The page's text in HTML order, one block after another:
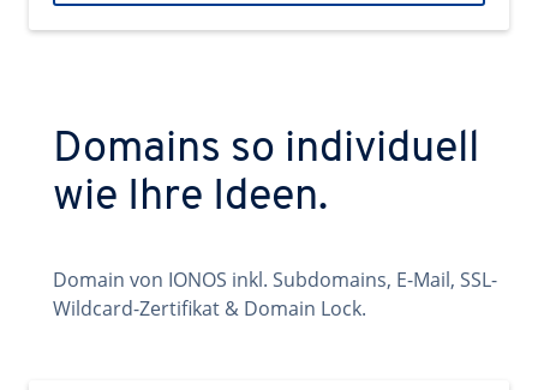
Domains so individuell
wie Ihre Ideen.
Domain von IONOS inkl. Subdomains, E-Mail, SSL-
Wildcard-Zertifikat & Domain Lock.